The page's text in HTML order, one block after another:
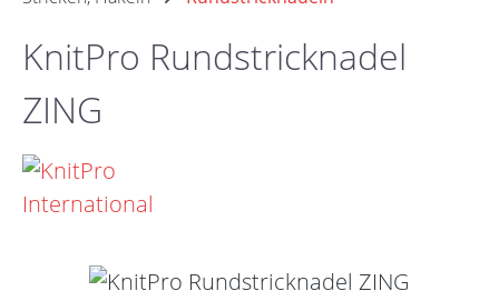
KnitPro Rundstricknadel
ZING
Bildergalerie überspringen